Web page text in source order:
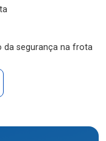
da segurança na frota